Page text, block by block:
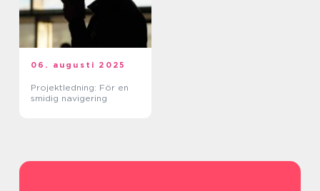
06. augusti 2025
Projektledning: För en
smidig navigering